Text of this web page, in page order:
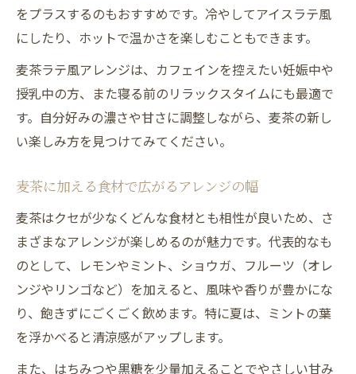
をプラスするのもおすすめです。冷やしてアイスラテ風
にしたり、ホットで温かさを楽しむこともできます。
麦茶ラテ風アレンジは、カフェインを控えたい妊娠中や
授乳中の方、また寝る前のリラックスタイムにも最適で
す。自分好みの濃さや甘さに調整しながら、麦茶の新し
い楽しみ方を見つけてみてください。
麦茶に加える食材で広がるアレンジの幅
麦茶はクセが少なくどんな食材とも相性が良いため、さ
まざまなアレンジが楽しめるのが魅力です。代表的なも
のとして、レモンやミント、ショウガ、フルーツ（オレ
ンジやリンゴなど）を加えると、風味や香りが豊かにな
り、飽きずにごくごく飲めます。特に夏は、ミントの葉
を浮かべると清涼感がアップします。
また、はちみつや黒糖を少量加えることでやさしい甘み